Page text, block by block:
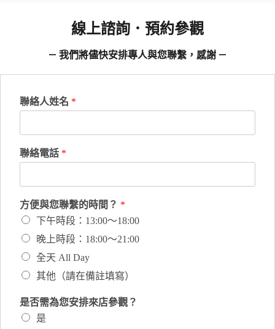
線上諮詢．預約參觀
— 我們將儘快安排專人與您聯繫，感謝 —
聯絡人姓名 *
聯絡電話 *
方便與您聯繫的時間？ *
下午時段：13:00～18:00
晚上時段：18:00～21:00
全天 All Day
其他（請在備註填寫）
是否需為您安排來店參觀？
是